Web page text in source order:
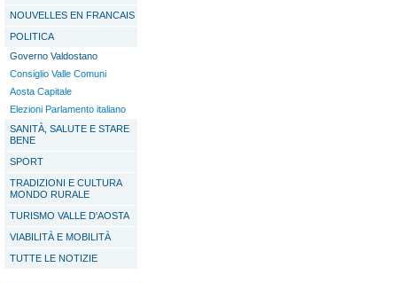
NOUVELLES EN FRANCAIS
POLITICA
Governo Valdostano
Consiglio Valle Comuni
Aosta Capitale
Elezioni Parlamento italiano
SANITÀ, SALUTE E STARE
BENE
SPORT
TRADIZIONI E CULTURA
MONDO RURALE
TURISMO VALLE D'AOSTA
VIABILITÀ E MOBILITÀ
TUTTE LE NOTIZIE